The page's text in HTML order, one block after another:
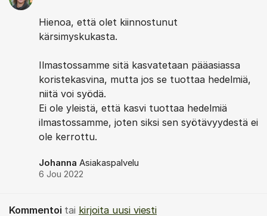
Hienoa, että olet kiinnostunut
kärsimyskukasta.
Ilmastossamme sitä kasvatetaan pääasiassa
koristekasvina, mutta jos se tuottaa hedelmiä,
niitä voi syödä.
Ei ole yleistä, että kasvi tuottaa hedelmiä
ilmastossamme, joten siksi sen syötävyydestä ei
ole kerrottu.
Johanna Asiakaspalvelu
6 Jou 2022
Kommentoi tai kirjoita uusi viesti